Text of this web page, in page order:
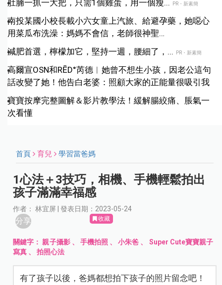
肚腩一抓一大把，只需1個雞蛋，用一個瘦... PR・新素簡
南投某國小校長載小六女童上汽旅、給避孕藥，她噁心
用菜瓜布洗澡：媽媽不會信，老師很神聖…
減肥首選，檸檬加它，堅持一週，腰細了，...
PR・新素簡
高爾宣OSN和RĒD°芮德︱她曾不想生小孩，因老公這句
話改變了她！他告白老婆：照顧大家的正能量很吸引我
寶寶按摩完整圖解＆影片教學法！緩解腸絞痛、脹氣一
次看懂
首頁 育兒 學習當爸媽
1心法＋3技巧，相機、手機輕鬆拍出
孩子滿滿幸福感
作者： 林宜屏 | 發表日期：2023-05-24
分享 收藏
關鍵字：親子攝影、 手機拍照 、小朱爸 、 Super Cute寶寶親子
寫真 、拍照心法
有了孩子以後，爸媽都想拍下孩子的照片留念吧！